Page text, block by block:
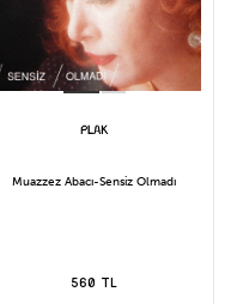
Muazzez Abacı-Sensiz Olmadı
560 TL